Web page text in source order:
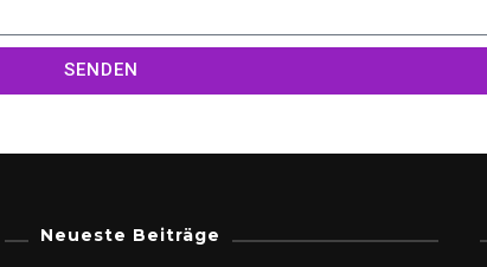
SENDEN
Neueste Beiträge